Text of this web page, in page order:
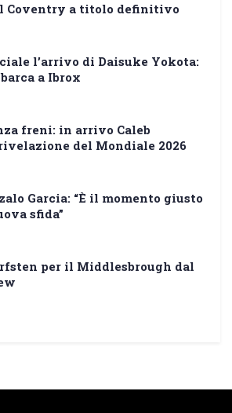
Coventry a titolo definitivo
l’arrivo di Daisuke Yokota:
a Ibrox
freni: in arrivo Caleb
del Mondiale 2026
Garcia: “È il momento giusto
sfida”
per il Middlesbrough dal